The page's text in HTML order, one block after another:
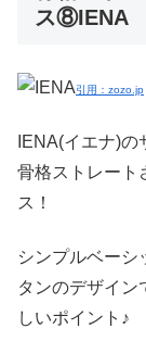
ス⑧IENA
引用：zozo.jp
IENA(イエナ)
骨格ストレート
ス！
シンプルベーシ
タンのデザイン
しいポイント♪